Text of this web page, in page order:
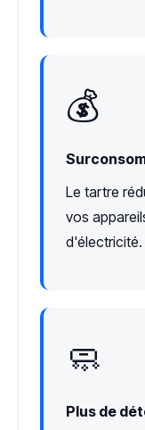
💰
Le tartre
vos
d'électricité.
🧼
Plus de